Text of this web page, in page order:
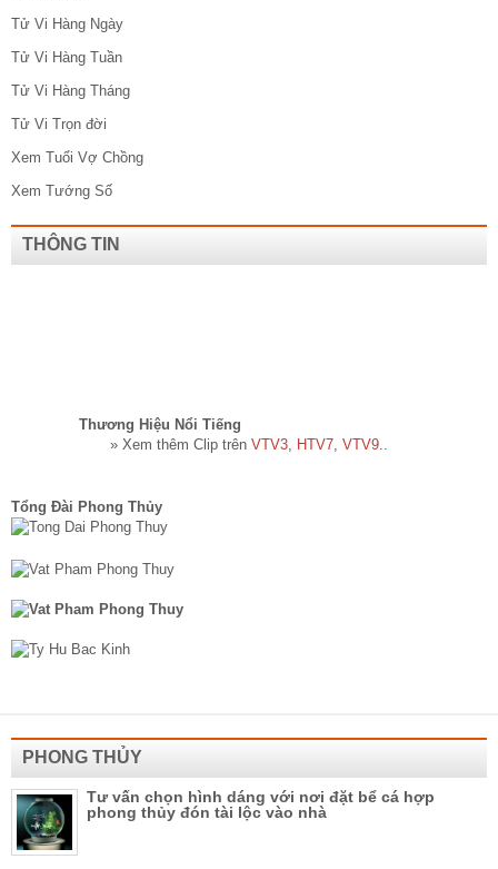
Tử Vi Hàng Ngày
Tử Vi Hàng Tuần
Tử Vi Hàng Tháng
Tử Vi Trọn đời
Xem Tuổi Vợ Chồng
Xem Tướng Số
THÔNG TIN
Thương Hiệu Nổi Tiếng​
» Xem thêm Clip trên VTV3 HTV7 VTV9
Tổng Đài Phong Thủy
PHONG THỦY
Tư vấn chọn hình dáng với nơi đặt bể cá hợp
phong thủy đón tài lộc vào nhà